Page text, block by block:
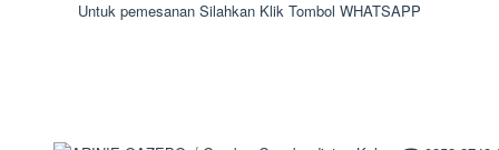
Untuk pemesanan Silahkan Klik Tombol WHATSAPP